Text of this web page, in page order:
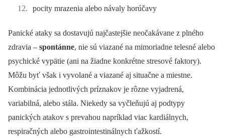
pocity mrazenia alebo návaly horúčavy
Panické ataky sa dostavujú najčastejšie neočakávane z plného
zdravia –⁠ spontánne, nie sú viazané na mimoriadne telesné alebo
psychické vypätie (ani na žiadne konkrétne stresové faktory).
Môžu byť však i vyvolané a viazané aj situačne a miestne.
Kombinácia jednotlivých príznakov je rôzne vyjadrená,
variabilná, alebo stála. Niekedy sa vyčleňujú aj podtypy
panických atakov s prevahou napríklad viac kardiálnych,
respiračných alebo gastrointestinálnych ťažkostí.